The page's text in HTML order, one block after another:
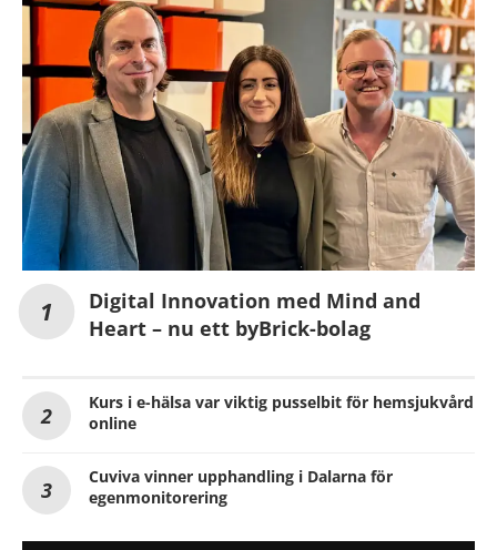
Digital Innovation med Mind and
Heart – nu ett byBrick-bolag
Kurs i e-hälsa var viktig pusselbit för hemsjukvård
online
Cuviva vinner upphandling i Dalarna för
egenmonitorering